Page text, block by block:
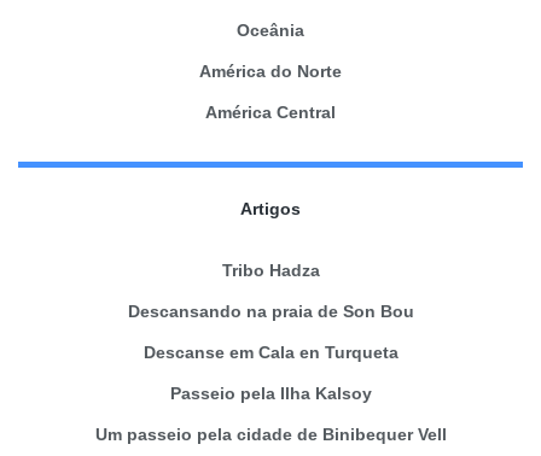
Oceânia
América do Norte
América Central
Artigos
Tribo Hadza
Descansando na praia de Son Bou
Descanse em Cala en Turqueta
Passeio pela Ilha Kalsoy
Um passeio pela cidade de Binibequer Vell